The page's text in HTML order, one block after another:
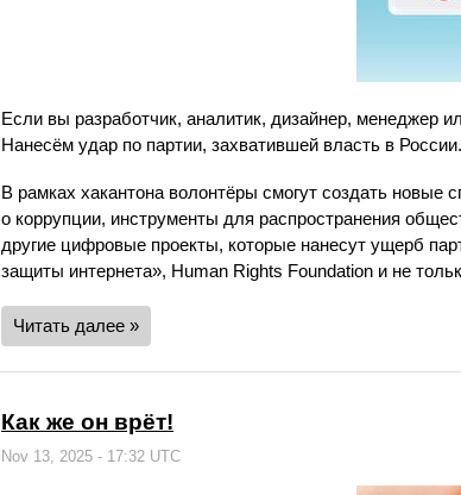
Если вы разработчик, аналитик, дизайнер, менеджер
Нанесём удар по партии, захватившей власть в России.
В рамках хакантона волонтёры смогут создать
о коррупции, инструменты для распространения
другие цифровые проекты, которые нанесут ущерб
защиты интернета», Human Rights Foundation и не
Читать далее »
Как же он врёт!
Nov 13, 2025 - 17:32 UTC